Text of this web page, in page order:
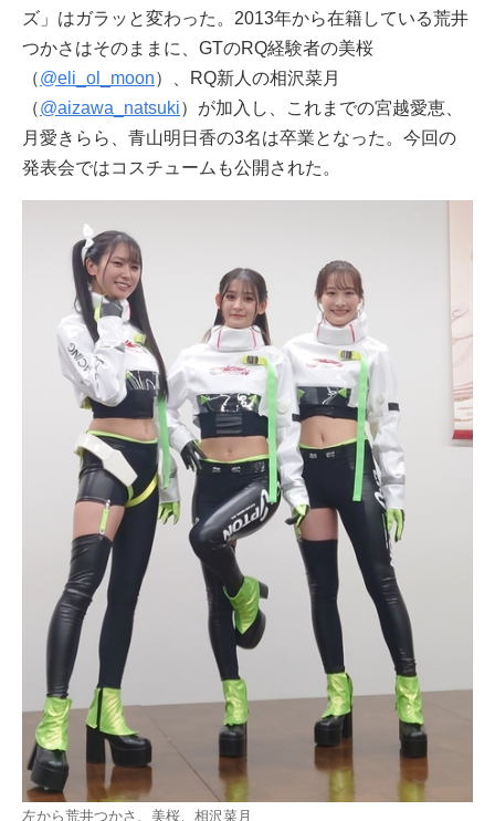
ズ」はガラッと変わった。2013年から在籍している荒井
つかさはそのままに、GTのRQ経験者の美桜
（@eli_ol_moon）、RQ新人の相沢菜月
（@aizawa_natsuki）が加入し、これまでの宮越愛恵、
月愛きらら、青山明日香の3名は卒業となった。今回の
発表会ではコスチュームも公開された。
左から荒井つかさ、美桜、相沢菜月